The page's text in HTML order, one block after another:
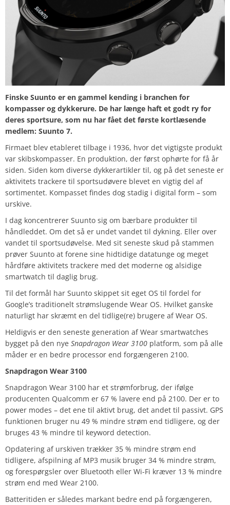
Finske Suunto er en gammel kending i branchen for
kompasser og dykkerure. De har længe haft et godt ry for
deres sportsure, som nu har fået det første kortlæsende
medlem: Suunto 7.
Firmaet blev etableret tilbage i 1936, hvor det vigtigste produkt
var skibskompasser. En produktion, der først ophørte for få år
siden. Siden kom diverse dykkerartikler til, og på det seneste er
aktivitets trackere til sportsudøvere blevet en vigtig del af
sortimentet. Kompasset findes dog stadig i digital form – som
urskive.
I dag koncentrerer Suunto sig om bærbare produkter til
håndleddet. Om det så er undet vandet til dykning. Eller over
vandet til sportsudøvelse. Med sit seneste skud på stammen
prøver Suunto at forene sine hidtidige datatunge og meget
hårdføre aktivitets trackere med det moderne og alsidige
smartwatch til daglig brug.
Til det formål har Suunto skippet sit eget OS til fordel for
Google’s traditionelt strømslugende Wear OS. Hvilket ganske
naturligt har skræmt en del tidlige(re) brugere af Wear OS.
Heldigvis er den seneste generation af Wear smartwatches
bygget på den nye Snapdragon Wear 3100 platform, som på alle
måder er en bedre processor end forgængeren 2100.
Snapdragon Wear 3100
Snapdragon Wear 3100 har et strømforbrug, der ifølge
producenten Qualcomm er 67 % lavere end på 2100. Der er to
power modes – det ene til aktivt brug, det andet til passivt. GPS
funktionen bruger nu 49 % mindre strøm end tidligere, og der
bruges 43 % mindre til keyword detection.
Opdatering af urskiven trækker 35 % mindre strøm end
tidligere, afspilning af MP3 musik bruger 34 % mindre strøm,
og forespørgsler over Bluetooth eller Wi-Fi kræver 13 % mindre
strøm end med Wear 2100.
Batteritiden er således markant bedre end på forgængeren,